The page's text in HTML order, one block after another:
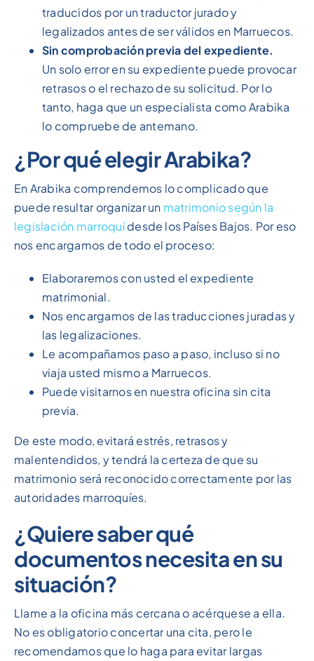
traducidos por un traductor jurado y
legalizados antes de ser válidos en Marruecos.
Sin comprobación previa del expediente.
Un solo error en su expediente puede provocar
retrasos o el rechazo de su solicitud. Por lo
tanto, haga que un especialista como Arabika
lo compruebe de antemano.
¿Por qué elegir Arabika?
En Arabika comprendemos lo complicado que
puede resultar organizar un matrimonio según la
legislación marroquídesde los Países Bajos. Por eso
nos encargamos de todo el proceso:
Elaboraremos con usted el expediente
matrimonial.
Nos encargamos de las traducciones juradas y
las legalizaciones.
Le acompañamos paso a paso, incluso si no
viaja usted mismo a Marruecos.
Puede visitarnos en nuestra oficina sin cita
previa.
De este modo, evitará estrés, retrasos y
malentendidos, y tendrá la certeza de que su
matrimonio será reconocido correctamente por las
autoridades marroquíes.
¿Quiere saber qué
documentos necesita en su
situación?
Llame a la oficina más cercana o acérquese a ella.
No es obligatorio concertar una cita, pero le
recomendamos que lo haga para evitar largas